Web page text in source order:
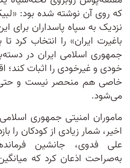
که روی آن نوشته شده بود:
نزدیک به سپاه پاسداران برای
باغیرت ایران» را انتخاب کرد تا
جمهوری اسلامی ایران در
خودی و غیرخودی را اثبات کند؛
خاصی هم منحصر نیست و حتی
می‌شود.
ماموران امنیتی جمهوری
اخیر، شمار زیادی از کودکان را
علی فدوی، جانشین